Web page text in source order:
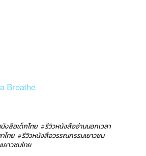
Breathe
งสือเด็กไทย #รีวิวหนังสืออ่านนอกเวลา
ไทย #รีวิวหนังสือวรรณกรรมเยาวชน
าวชนไทย